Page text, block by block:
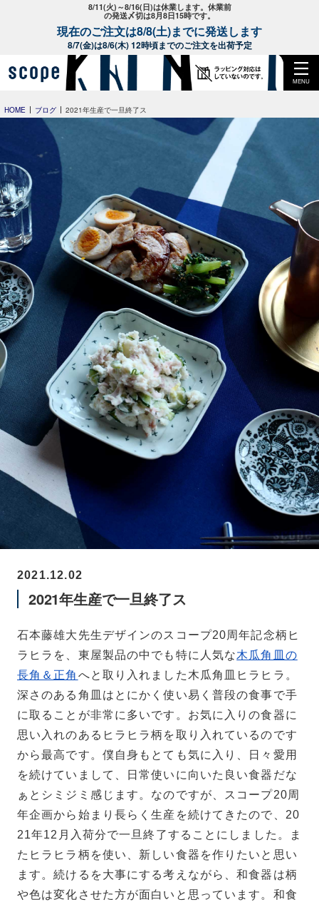
8/11(火)～8/16(日)は休業します。休業前
の発送〆切は8月8日15時です。
現在のご注文は8/8(土)までに発送します
8/7(金)は8/6(木) 12時頃までのご注文を出荷予定
MENU
HOME ブログ 2021年生産で一旦終了ス
2021.12.02
2021年生産で一旦終了ス
石本藤雄大先生デザインのスコープ20周年記念柄ヒ
ラヒラを、東屋製品の中でも特に人気な木瓜角皿の
長角＆正角 へと取り入れました木瓜角皿ヒラヒラ。
深さのある角皿はとにかく使い易く普段の食事で手
に取ることが非常に多いです。 お気に入りの食器に
思い入れのあるヒラヒラ柄を取り入れているのです
から最高です。僕自身もとても気に入り、日々愛用
を続けていまして、日常使いに向いた良い食器だな
ぁとシミジミ感じます。なのですが、スコープ20周
年企画から始まり長らく生産を続けてきたので、20
21年12月入荷分で一旦終了することにしました。ま
たヒラヒラ柄を使い、新しい食器を作りたいと思い
ます。続けるを大事にする考えながら、和食器は柄
や色は変化させた方が面白いと思っています。和食